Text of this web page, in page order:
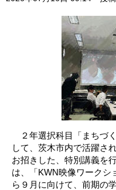
２年選択科目「まちづ
して、茨木市内で活躍さ
お招きした、特別講義
は、「KWN映像ワークシ
ら９月に向けて、前期の